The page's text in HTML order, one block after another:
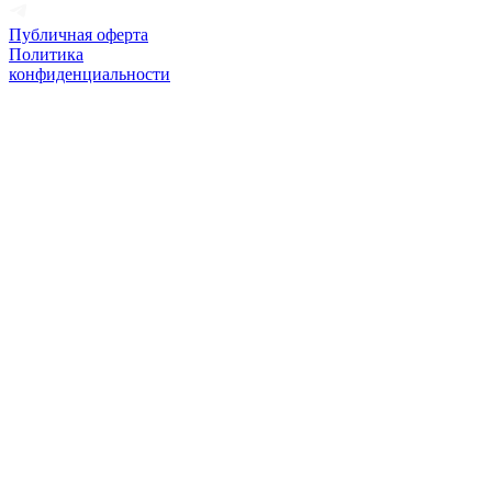
Публичная оферта
Политика
конфиденциальности